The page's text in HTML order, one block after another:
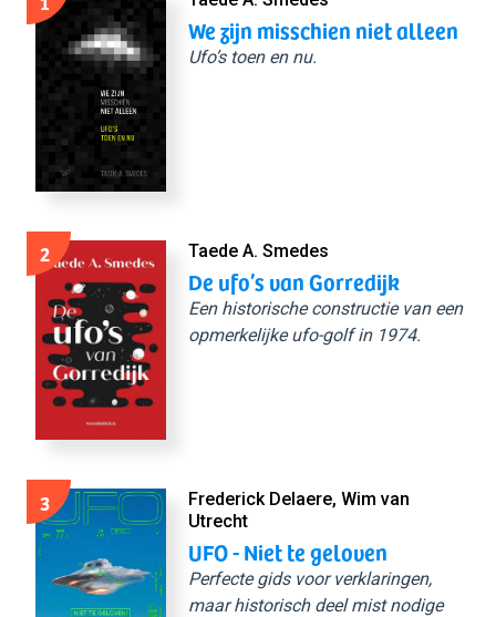
We zijn misschien niet alleen
Ufo’s toen en nu.
2 Taede A. Smedes
De ufo’s van Gorredijk
Een historische constructie van een
opmerkelijke ufo-golf in 1974.
3
Frederick Delaere, Wim van
Utrecht
UFO - Niet te geloven
Perfecte gids voor verklaringen,
maar historisch deel mist nodige